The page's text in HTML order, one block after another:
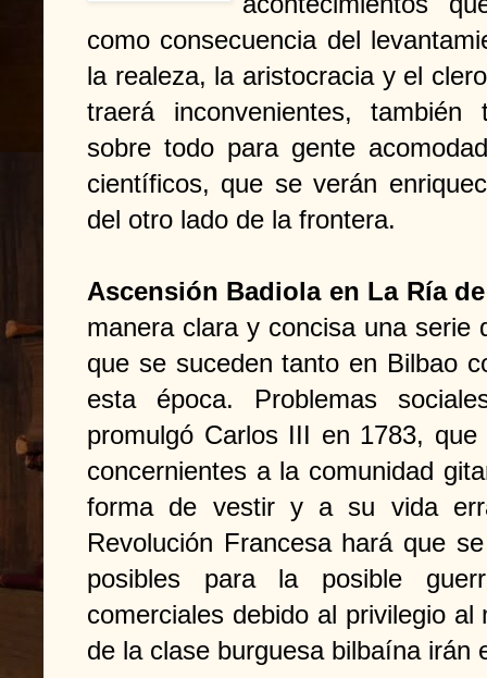
como consecuencia del
la realeza, la aristocracia y el
traerá inconvenientes,
sobre todo para gente
científicos, que se verán
del otro lado de la frontera.
Ascensión Badiola en La Ría
manera clara y concisa una serie
que se suceden tanto en Bilbao
esta época. Problemas
promulgó Carlos III en 1783,
concernientes a la comunidad
forma de vestir y a su vida
Revolución Francesa hará que
posibles para la posible
comerciales debido al privilegio
de la clase burguesa bilbaína irán